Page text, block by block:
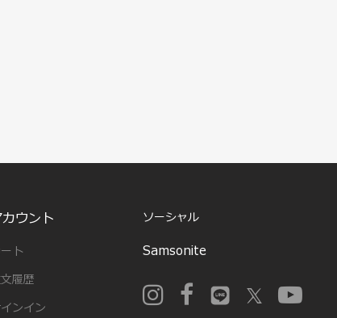
ウント
ト
履歴
ンイン
ソーシャル
Samsonite